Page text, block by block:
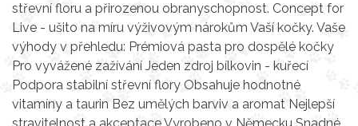
střevní floru a přirozenou obranyschopnost. Concept for
Live - ušito na míru výživovým nárokům Vaší kočky. Vaše
výhody v přehledu: Prémiová pasta pro dospělé kočky
Pro vyvážené zažívání Jeden zdroj bílkovin - kuřecí
Podpora stabilní střevní flory Obsahuje hodnotné
vitamíny a taurin Bez umělých barviv a aromat Nejlepší